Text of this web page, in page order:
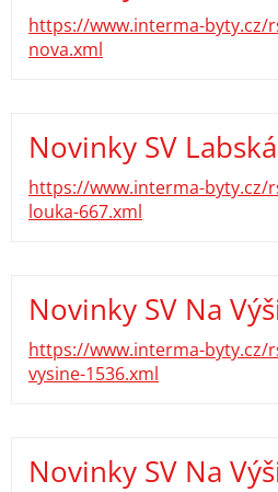
https://www.interma-byty.cz/
nova.xml
Novinky SV
https://www.interma-byty.cz/
louka-667.xml
Novinky SV Na
https://www.interma-byty.cz/
vysine-1536.xml
Novinky SV Na